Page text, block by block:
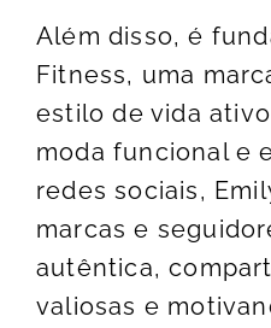
Além disso, é
Fitness, uma
estilo de vida
moda funcional e
redes sociais,
marcas e
autêntica,
valiosas e